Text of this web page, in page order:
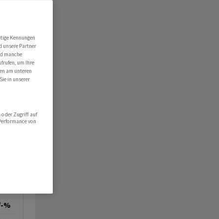
%
Kennungen
unsere Partner
manche
um Ihre
am unteren
in unserer
oder Zugriff auf
von